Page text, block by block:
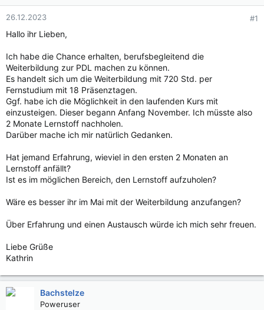
26.12.2023 #1
Hallo ihr Lieben,
Ich habe die Chance erhalten, berufsbegleitend die
Weiterbildung zur PDL machen zu können.
Es handelt sich um die Weiterbildung mit 720 Std. per
Fernstudium mit 18 Präsenztagen.
Ggf. habe ich die Möglichkeit in den laufenden Kurs mit
einzusteigen. Dieser begann Anfang November. Ich müsste also
2 Monate Lernstoff nachholen.
Darüber mache ich mir natürlich Gedanken.
Hat jemand Erfahrung, wieviel in den ersten 2 Monaten an
Lernstoff anfällt?
Ist es im möglichen Bereich, den Lernstoff aufzuholen?
Wäre es besser ihr im Mai mit der Weiterbildung anzufangen?
Über Erfahrung und einen Austausch würde ich mich sehr freuen.
Liebe Grüße
Kathrin
Bachstelze
Poweruser